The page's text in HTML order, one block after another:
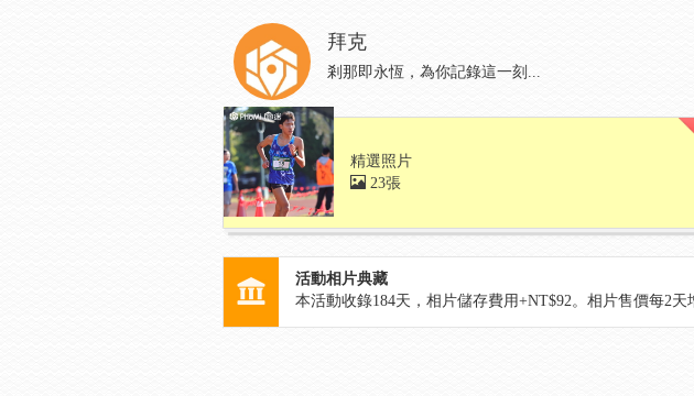
拜克
剎那即永恆，為你記錄這一刻...
精選照片
23張
活動相片典藏
本活動收錄184天，相片儲存費用+NT$92。相片售價每2